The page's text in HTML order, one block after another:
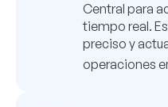
Central para
tiempo real.
preciso y
operaciones